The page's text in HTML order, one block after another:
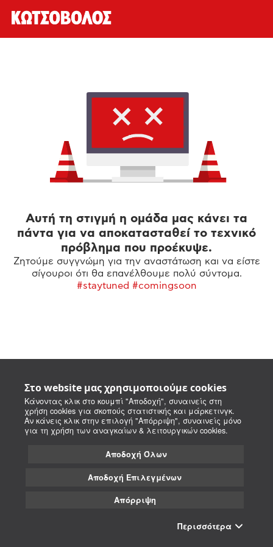
Στο website μας χρησιμοποιούμε cookies
Κάνοντας κλικ στο κουμπί "Αποδοχή", συναινείς στη
χρήση cookies για σκοπούς στατιστικής και μάρκετινγκ.
Αν κάνεις κλικ στην επιλογή "Απόρριψη", συναινείς μόνο
για τη χρήση των αναγκαίων & λειτουργικών cookies.
Αποδοχή Όλων
Αποδοχή Επιλεγμένων
Απόρριψη
Περισσότερα
Αυτή τη στιγμή η ομάδα μας κάνει τα
πάντα για να αποκατασταθεί το τεχνικό
πρόβλημα που προέκυψε.
Ζητούμε συγγνώμη για την αναστάτωση και να είστε
σίγουροι ότι θα επανέλθουμε πολύ σύντομα.
#staytuned #comingsoon